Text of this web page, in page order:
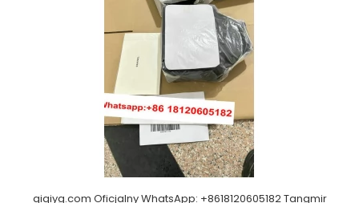
qiqiyg.com Oficjalny WhatsApp: +8618120605182 Tangmir